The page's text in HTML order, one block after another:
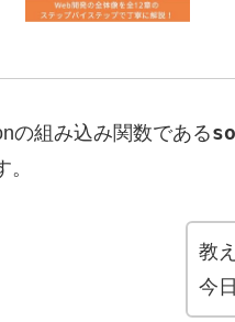
の組み込み関数である
。
教
今